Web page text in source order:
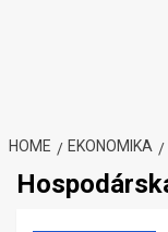
HOME EKONOMIKA